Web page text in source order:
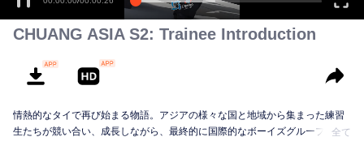
CHUANG ASIA S2: Trainee Introduction
情熱的なタイで再び始まる物語。アジアの様々な国と地域から集まった練習
生たちが競い合い、成長しながら、最終的に国際的なボーイズグループを目
全て